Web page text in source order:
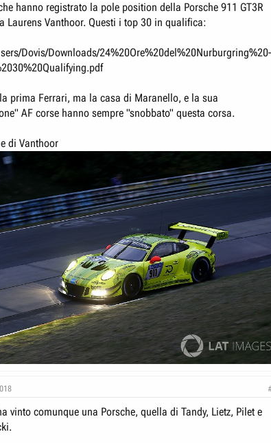
hanno registrato la pole position della Porsche 911 GT3R
Laurens Vanthoor. Questi i top 30 in qualifica:
Dovis/Downloads/24%20Ore%20del%20Nurburgring%20-
prima Ferrari, ma la casa di Maranello, e la sua
AF corse hanno sempre "snobbato" questa corsa.
di Vanthoor
vinto comunque una Porsche, quella di Tandy, Lietz, Pilet e